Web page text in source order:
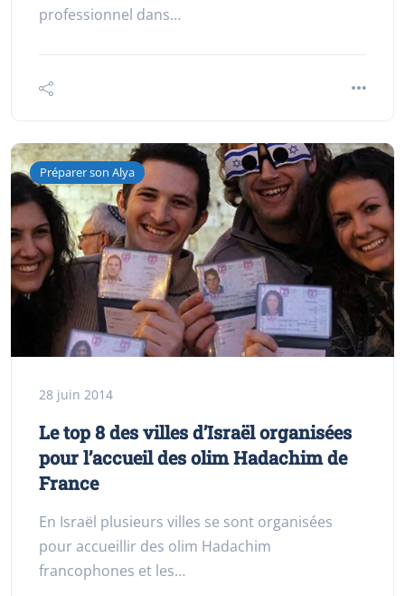
professionnel dans…
Préparer son Alya
28 juin 2014
Le top 8 des villes d’Israël organisées
pour l’accueil des olim Hadachim de
France
En Israël plusieurs villes se sont organisées
pour accueillir des olim Hadachim
francophones et les…